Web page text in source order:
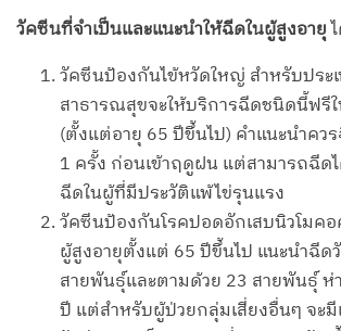
วัคซีนที่จำเป็นและแนะนำให้ฉีดในผู้สูงอายุ
วัคซีนป้องกันไข้หวัดใหญ่ สำหรับประ
สาธารณสุขจะให้บริการฉีดชนิดนี้ฟรี
(ตั้งแต่อายุ 65 ปีขึ้นไป) คำแนะนำคว
1 ครั้ง ก่อนเข้าฤดูฝน แต่สามารถฉีด
ฉีดในผู้ที่มีประวัติแพ้ไข่รุนแรง
วัคซีนป้องกันโรคปอดอักเสบนิวโมคอ
ผู้สูงอายุตั้งแต่ 65 ปีขึ้นไป แนะนำฉี
สายพันธุ์และตามด้วย 23 สายพันธุ์ ห่
ปี แต่สำหรับผู้ป่วยกลุ่มเสี่ยงอื่นๆ จะ